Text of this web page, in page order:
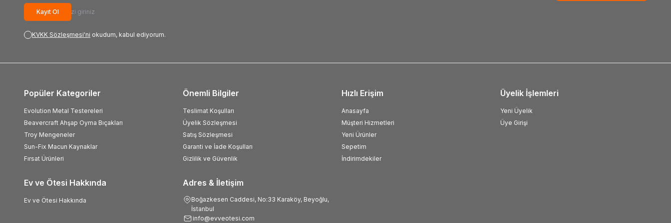
Kayıt Ol
KVKK Sözleşmesi'ni okudum, kabul ediyorum.
Adres & İletişim
Boğazkesen Caddesi, No:33 Karaköy, Beyoğlu,
İstanbul
info@evveotesi.com
Popüler Kategoriler
Evolution Metal Testereleri
Beavercraft Ahşap Oyma Bıçakları
Troy Mengeneler
Sun-Fix Macun Kaynaklar
Fırsat Ürünleri
Önemli Bilgiler
Teslimat Koşulları
Üyelik Sözleşmesi
Satış Sözleşmesi
Garanti ve İade Koşulları
Gizlilik ve Güvenlik
Hızlı Erişim
Anasayfa
Müşteri Hizmetleri
Yeni Ürünler
Sepetim
İndirimdekiler
Üyelik İşlemleri
Yeni Üyelik
Üye Girişi
Ev ve Ötesi Hakkında
Ev ve Ötesi Hakkında